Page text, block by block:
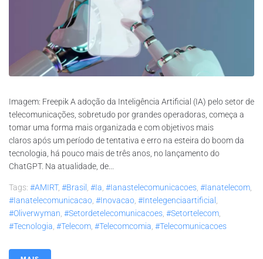
Imagem: Freepik A adoção da Inteligência Artificial (IA) pelo setor de
telecomunicações, sobretudo por grandes operadoras, começa a
tomar uma forma mais organizada e com objetivos mais
claros após um período de tentativa e erro na esteira do boom da
tecnologia, há pouco mais de três anos, no lançamento do
ChatGPT. Na atualidade, de...
Tags: #AMIRT, #brasil #ia #ianastelecomunicacoes #ianatelecom
#ianatelecomunicacao #inovacao #intelegenciaartificial
#oliverwyman #setordetelecomunicacoes #setortelecom
#tecnologia #telecom #telecomcomia #telecomunicacoes